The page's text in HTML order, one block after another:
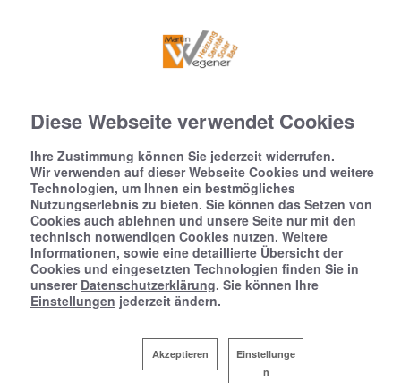
Diese Webseite verwendet Cookies
Ihre Zustimmung können Sie jederzeit widerrufen.
Wir verwenden auf dieser Webseite Cookies und weitere
Technologien, um Ihnen ein bestmögliches
Nutzungserlebnis zu bieten. Sie können das Setzen von
Cookies auch ablehnen und unsere Seite nur mit den
technisch notwendigen Cookies nutzen. Weitere
Informationen, sowie eine detaillierte Übersicht der
Cookies und eingesetzten Technologien finden Sie in
unserer Datenschutzerklärung. Sie können Ihre
Einstellungen jederzeit ändern.
Akzeptieren
Einstellunge
n